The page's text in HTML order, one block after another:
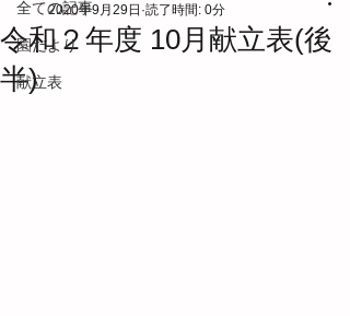
全ての記事
園だより
献立表
令和２年度 10月献立表(後
半)
2020年9月29日 読了時間: 0分